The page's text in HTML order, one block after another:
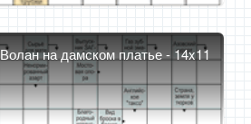
Волан на дамском платье - 14x11